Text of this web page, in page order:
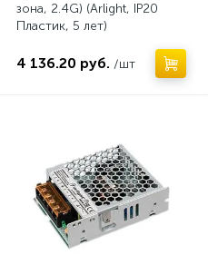
зона, 2.4G) (Arlight, IP20
Пластик, 5 лет)
4 136.20 руб. /шт